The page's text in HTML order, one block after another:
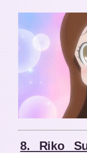
8. Riko